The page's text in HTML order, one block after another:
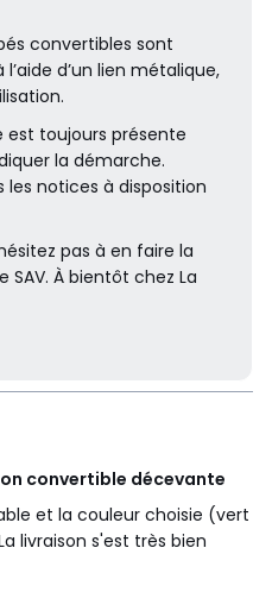
convertibles sont
d’un lien métalique,
toujours présente
la démarche.
notices à disposition
pas à en faire la
À bientôt chez La
convertible décevante
et la couleur choisie (vert
livraison s'est très bien